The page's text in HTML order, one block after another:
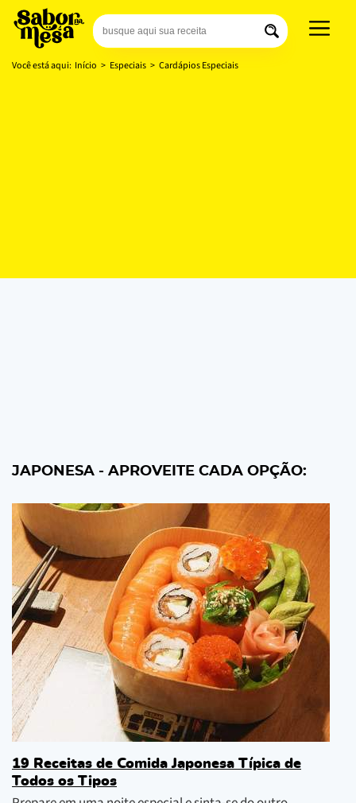
Você está aqui: Início > Especiais > Cardápios Especiais
JAPONESA - APROVEITE CADA OPÇÃO:
19 Receitas de Comida Japonesa Típica de
Todos os Tipos